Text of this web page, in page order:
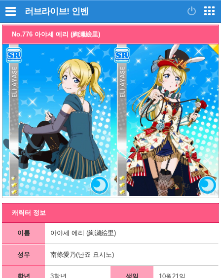
러브라이브! 인벤
No.776 아야세 에리 (絢瀬絵里)
캐릭터 정보
이름 아야세 에리 (絢瀬絵里)
성우 南條愛乃(난죠 요시노)
학년 3학년 생일 10월21일